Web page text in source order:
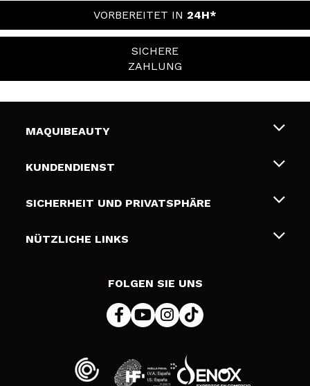
VORBEREITET IN 24H*
SICHERE
ZAHLUNG
MAQUIBEAUTY
Über uns
Geschenkkarten
KUNDENDIENST
Liefer- und Versandkosten
Zahlung
SICHERHEIT UND PRIVATSPHÄRE
Bedingungen und Datenschutz
NÜTZLICHE LINKS
FOLGEN SIE UNS